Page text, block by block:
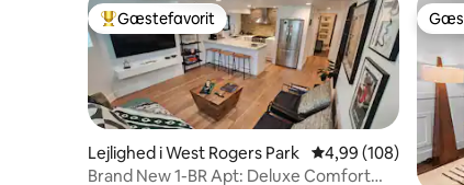
Bedste gæstefavorit
Gæstefavorit
Lejlighed i West Rogers Park 4,99 ud af 5 i
4,99 (108)
Brand New 1-BR Apt: Deluxe Comfort